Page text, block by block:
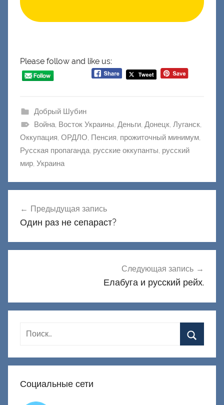
Please follow and like us:
Добрый Шубин
Война, Восток Украины, Деньги, Донецк, Луганск,
Оккупация, ОРДЛО, Пенсия, прожиточный минимум,
Русская пропаганда, русские оккупанты, русский
мир, Украина
по
Предыдущая запись
Один раз не сепараст?
Следующая запись
Елабуга и русский рейх.
Социальные сети